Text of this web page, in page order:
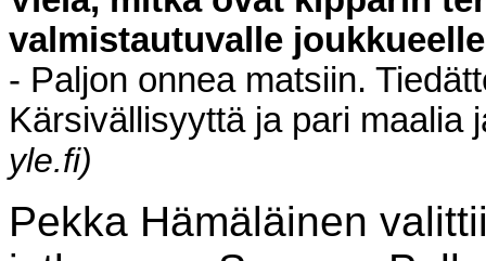
valmistautuvalle
- Paljon onnea matsiin.
Kärsivällisyyttä ja pari maalia
yle.fi)
Pekka Hämäläinen